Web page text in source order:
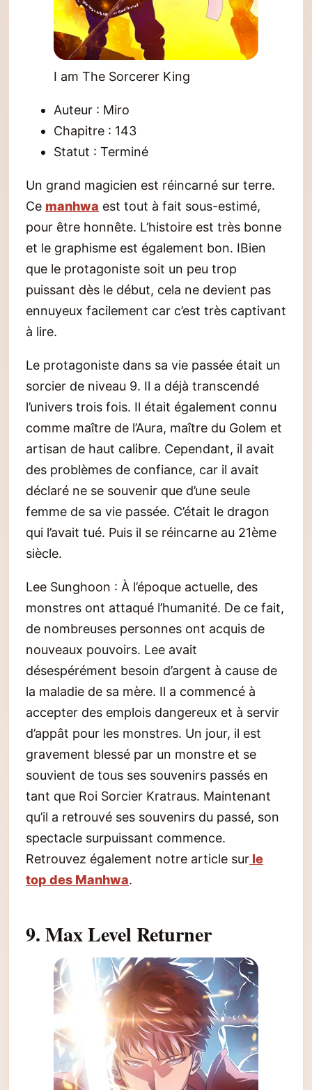
I am The Sorcerer King
Auteur : Miro
Chapitre : 143
Statut : Terminé
Un grand magicien est réincarné sur terre.
Ce manhwa est tout à fait sous-estimé,
pour être honnête. L’histoire est très bonne
et le graphisme est également bon. IBien
que le protagoniste soit un peu trop
puissant dès le début, cela ne devient pas
ennuyeux facilement car c’est très captivant
à lire.
Le protagoniste dans sa vie passée était un
sorcier de niveau 9. Il a déjà transcendé
l’univers trois fois. Il était également connu
comme maître de l’Aura, maître du Golem et
artisan de haut calibre. Cependant, il avait
des problèmes de confiance, car il avait
déclaré ne se souvenir que d’une seule
femme de sa vie passée. C’était le dragon
qui l’avait tué. Puis il se réincarne au 21ème
siècle.
Lee Sunghoon : À l’époque actuelle, des
monstres ont attaqué l’humanité. De ce fait,
de nombreuses personnes ont acquis de
nouveaux pouvoirs. Lee avait
désespérément besoin d’argent à cause de
la maladie de sa mère. Il a commencé à
accepter des emplois dangereux et à servir
d’appât pour les monstres. Un jour, il est
gravement blessé par un monstre et se
souvient de tous ses souvenirs passés en
tant que Roi Sorcier Kratraus. Maintenant
qu’il a retrouvé ses souvenirs du passé, son
spectacle surpuissant commence.
Retrouvez également notre article sur le
top des Manhwa.
9. Max Level Returner